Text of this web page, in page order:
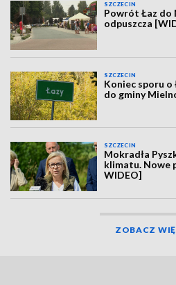
SZCZECIN
Powrót Łaz do
odpuszcza
SZCZECIN
Koniec sporu o
do gminy
SZCZECIN
Mokradła
klimatu. Nowe
WIDEO]
ZOBACZ